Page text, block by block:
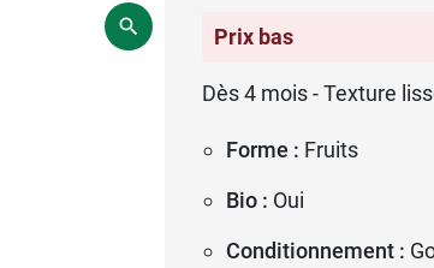
Prix bas
Dès 4 mois - Texture
Forme : Fruits
Bio : Oui
Conditionnement :